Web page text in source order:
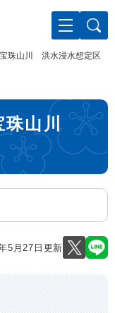
珠山川 洪水浸水想定区
珠山川
5月27日更新